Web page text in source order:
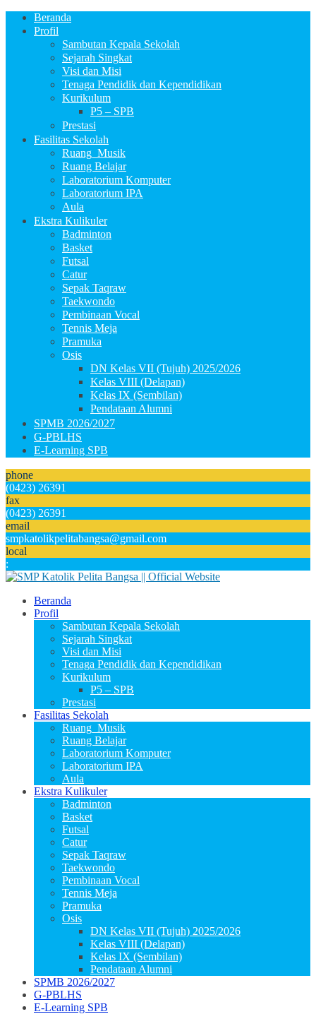
Beranda
Profil
Sambutan Kepala Sekolah
Sejarah Singkat
Visi dan Misi
Tenaga Pendidik dan Kependidikan
Kurikulum
P5 – SPB
Prestasi
Fasilitas Sekolah
Ruang_Musik
Ruang Belajar
Laboratorium Komputer
Laboratorium IPA
Aula
Ekstra Kulikuler
Badminton
Basket
Futsal
Catur
Sepak Taqraw
Taekwondo
Pembinaan Vocal
Tennis Meja
Pramuka
Osis
DN Kelas VII (Tujuh) 2025/2026
Kelas VIII (Delapan)
Kelas IX (Sembilan)
Pendataan Alumni
SPMB 2026/2027
G-PBLHS
E-Learning SPB
phone
(0423) 26391
fax
(0423) 26391
email
smpkatolikpelitabangsa@gmail.com
local
:
Beranda
Profil
Sambutan Kepala Sekolah
Sejarah Singkat
Visi dan Misi
Tenaga Pendidik dan Kependidikan
Kurikulum
P5 – SPB
Prestasi
Fasilitas Sekolah
Ruang_Musik
Ruang Belajar
Laboratorium Komputer
Laboratorium IPA
Aula
Ekstra Kulikuler
Badminton
Basket
Futsal
Catur
Sepak Taqraw
Taekwondo
Pembinaan Vocal
Tennis Meja
Pramuka
Osis
DN Kelas VII (Tujuh) 2025/2026
Kelas VIII (Delapan)
Kelas IX (Sembilan)
Pendataan Alumni
SPMB 2026/2027
G-PBLHS
E-Learning SPB